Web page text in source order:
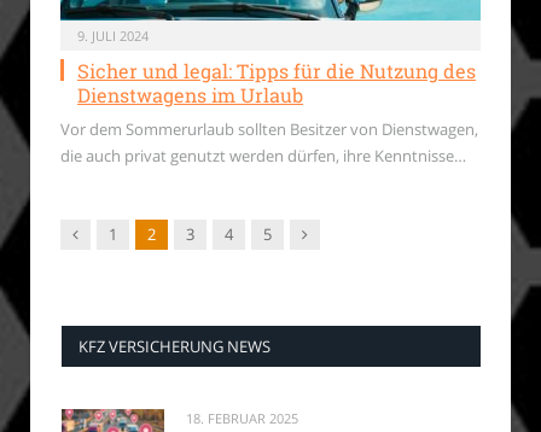
9. JULI 2024
Sicher und legal: Tipps für die Nutzung des
Dienstwagens im Urlaub
Vor dem Sommerurlaub sollten Besitzer von Dienstwagen,
die auch privat genutzt werden dürfen, ihre Kenntnisse…
Vorgänger
1 2 3 4 5 Nachfolger
KFZ VERSICHERUNG NEWS
18. FEBRUAR 2025